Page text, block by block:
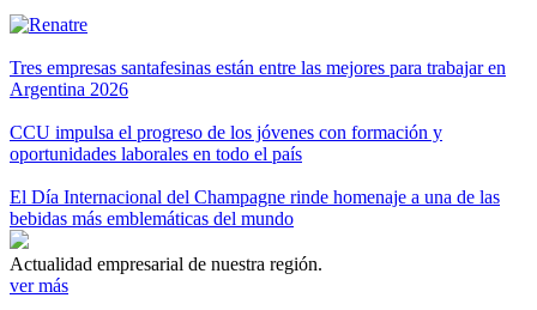
Tres empresas santafesinas están entre las mejores para trabajar en
Argentina 2026
CCU impulsa el progreso de los jóvenes con formación y
oportunidades laborales en todo el país
El Día Internacional del Champagne rinde homenaje a una de las
bebidas más emblemáticas del mundo
Actualidad empresarial de nuestra región.
ver más